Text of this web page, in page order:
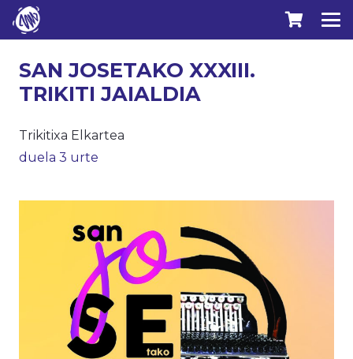
SAN JOSETAKO XXXIII.
TRIKITI JAIALDIA
Trikitixa Elkartea
duela 3 urte